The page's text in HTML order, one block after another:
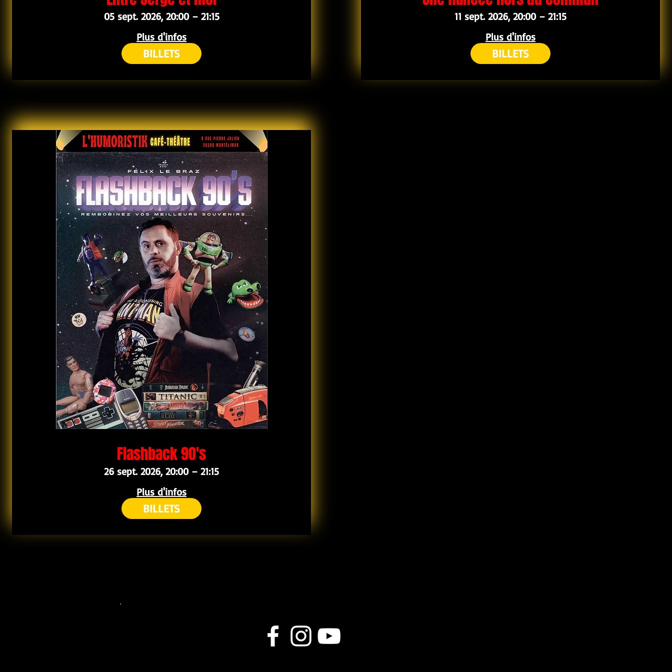
05 sept. 2026, 20:00 – 21:15
Plus d'infos
BILLETS
11 sept. 2026, 20:00 – 21:15
Plus d'infos
BILLETS
Flashback 90's
26 sept. 2026, 20:00 – 21:15
Plus d'infos
BILLETS